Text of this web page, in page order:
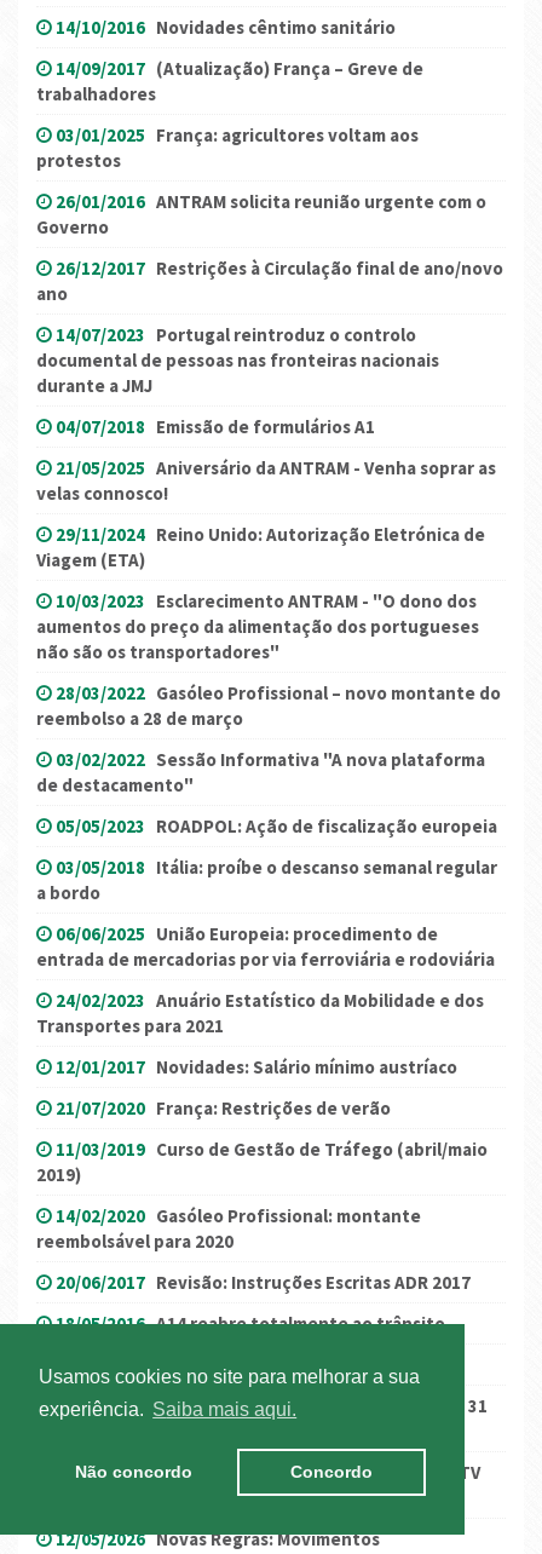
Usamos cookies no site para melhorar a sua
experiência.
Saiba mais aqui.
Não concordo Concordo
14/10/2016 Novidades cêntimo sanitário
14/09/2017 (Atualização) França – Greve de
trabalhadores
03/01/2025 França: agricultores voltam aos
protestos
26/01/2016 ANTRAM solicita reunião urgente com o
Governo
26/12/2017 Restrições à Circulação final de ano/novo
ano
14/07/2023 Portugal reintroduz o controlo
documental de pessoas nas fronteiras nacionais
durante a JMJ
04/07/2018 Emissão de formulários A1
21/05/2025 Aniversário da ANTRAM - Venha soprar as
velas connosco!
29/11/2024 Reino Unido: Autorização Eletrónica de
Viagem (ETA)
10/03/2023 Esclarecimento ANTRAM - "O dono dos
aumentos do preço da alimentação dos portugueses
não são os transportadores"
28/03/2022 Gasóleo Profissional – novo montante do
reembolso a 28 de março
03/02/2022 Sessão Informativa "A nova plataforma
de destacamento"
05/05/2023 ROADPOL: Ação de fiscalização europeia
03/05/2018 Itália: proíbe o descanso semanal regular
a bordo
06/06/2025 União Europeia: procedimento de
entrada de mercadorias por via ferroviária e rodoviária
24/02/2023 Anuário Estatístico da Mobilidade e dos
Transportes para 2021
12/01/2017 Novidades: Salário mínimo austríaco
21/07/2020 França: Restrições de verão
11/03/2019 Curso de Gestão de Tráfego (abril/maio
2019)
14/02/2020 Gasóleo Profissional: montante
reembolsável para 2020
20/06/2017 Revisão: Instruções Escritas ADR 2017
18/05/2016 A14 reabre totalmente ao trânsito
Bélgica - Zona de baixas emissões
24/10/2017
Alemanha – Restrições à Circulação a 31
13/09/2018 Sessões de Esclarecimento: Novo CCTV
12/05/2026 Novas Regras: Movimentos